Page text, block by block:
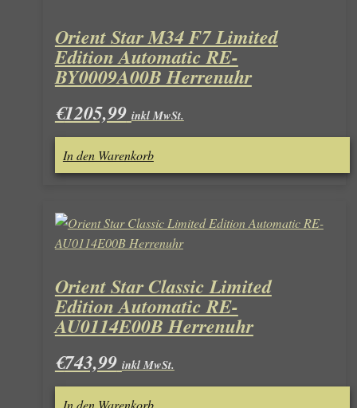
Orient Star M34 F7 Limited
Edition Automatic RE-
BY0009A00B Herrenuhr
€1205,99 inkl MwSt.
In den Warenkorb
Orient Star Classic Limited
Edition Automatic RE-
AU0114E00B Herrenuhr
€743,99 inkl MwSt.
In den Warenkorb